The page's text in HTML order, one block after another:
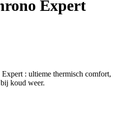
Expert
: ultieme thermisch comfort,
koud weer.